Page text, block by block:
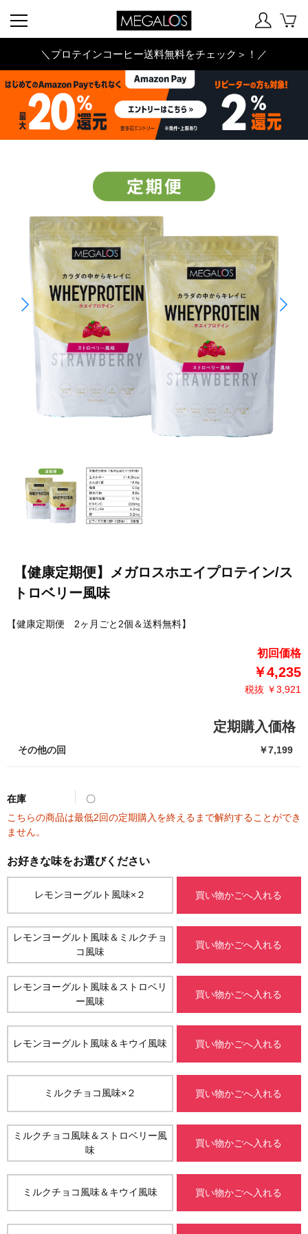
＼プロテインコーヒー送料無料をチェック＞！／
【健康定期便】メガロスホエイプロテイン/ス
トロベリー風味
【健康定期便 2ヶ月ごと2個＆送料無料】
初回価格
￥4,235
税抜 ￥3,921
定期購入価格
その他の回 ￥7,199
在庫
〇
こちらの商品は最低2回の定期購入を終えるまで解約することができ
ません。
レモンヨーグルト風味×２ 買い物かごへ入れる
レモンヨーグルト風味＆ミルクチョ
コ風味
買い物かごへ入れる
レモンヨーグルト風味＆ストロベリ
ー風味
買い物かごへ入れる
レモンヨーグルト風味＆キウイ風味 買い物かごへ入れる
ミルクチョコ風味×２ 買い物かごへ入れる
ミルクチョコ風味＆ストロベリー風
味
買い物かごへ入れる
ミルクチョコ風味＆キウイ風味 買い物かごへ入れる